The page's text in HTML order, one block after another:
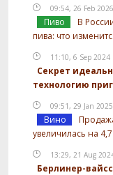
09:54, 26 Feb 2026
Пиво
В
пива: что
11:10, 6 Sep 2024
Секрет
технологию
09:51, 29 Jan 2025
Вино
увеличилась на
13:29, 21 Aug
Берлинер-